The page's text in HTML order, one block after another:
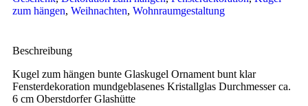
zum hängen, Weihnachten, Wohnraumgestaltung
Beschreibung
Kugel zum hängen bunte Glaskugel Ornament bunt klar
Fensterdekoration mundgeblasenes Kristallglas Durchmesser ca.
6 cm Oberstdorfer Glashütte